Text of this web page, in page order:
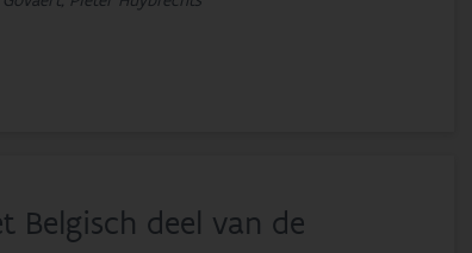
deel van de